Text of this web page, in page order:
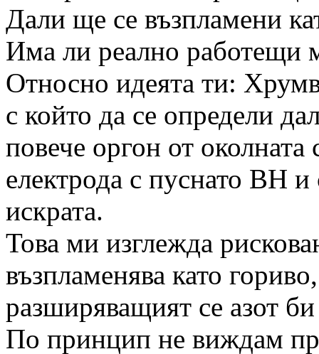
Дали ще се възпламени
Има ли реално работещи
Относно идеята ти:
с който да се определи
повече оргон от околната
електрода с пуснато ВН
искрата.
Това ми изглежда
възпламенява като
разширяващият се азот
По принцип не виждам